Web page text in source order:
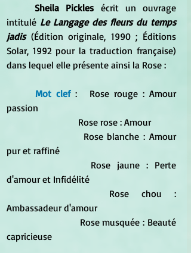
Sheila Pickles écrit un ouvrage
intitulé Le Langage des fleurs du temps
jadis (Édition originale, 1990 ; Éditions
Solar, 1992 pour la traduction française)
dans lequel elle présente ainsi la Rose :
Mot clef :	Rose rouge : Amour
passion
			Rose rose : Amour
pur et raffiné
d'amour et Infidélité
Ambassadeur d'amour
capricieuse